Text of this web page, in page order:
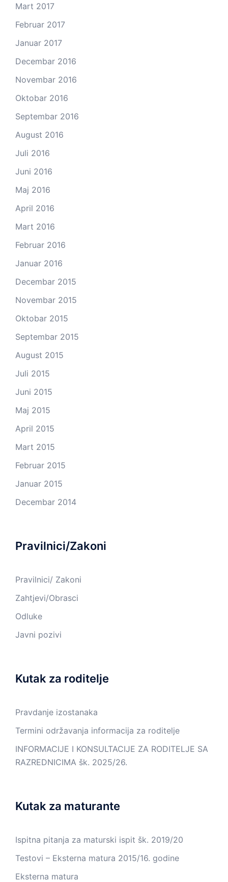
Mart 2017
Februar 2017
Januar 2017
Decembar 2016
Novembar 2016
Oktobar 2016
Septembar 2016
August 2016
Juli 2016
Juni 2016
Maj 2016
April 2016
Mart 2016
Februar 2016
Januar 2016
Decembar 2015
Novembar 2015
Oktobar 2015
Septembar 2015
August 2015
Juli 2015
Juni 2015
Maj 2015
April 2015
Mart 2015
Februar 2015
Januar 2015
Decembar 2014
Pravilnici/Zakoni
Pravilnici/ Zakoni
Zahtjevi/Obrasci
Odluke
Javni pozivi
Kutak za roditelje
Pravdanje izostanaka
Termini održavanja informacija za roditelje
INFORMACIJE I KONSULTACIJE ZA RODITELJE SA
RAZREDNICIMA šk. 2025/26.
Kutak za maturante
Ispitna pitanja za maturski ispit šk. 2019/20
Testovi – Eksterna matura 2015/16. godine
Eksterna matura